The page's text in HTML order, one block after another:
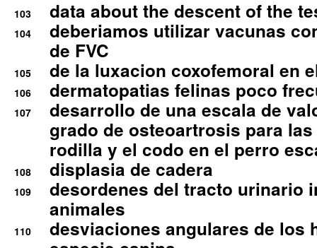
103 data about the descent of the
104
deberiamos utilizar vacunas
de FVC
105 de la luxacion coxofemoral en
106 dermatopatias felinas poco
107
desarrollo de una escala de
grado de osteoartrosis para
rodilla y el codo en el perro
108 displasia de cadera
109
desordenes del tracto urinario
animales
110
desviaciones angulares de los